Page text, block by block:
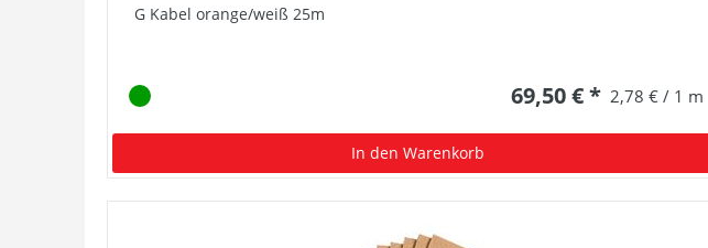
G Kabel orange/weiß 25m
69,50 € * 2,78 € / 1 m
In den Warenkorb